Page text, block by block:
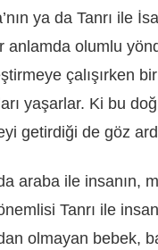
ya da Tanrı ile
anlamda olumlu
çalışırken
yaşarlar. Ki bu
getirdiği de göz
araba ile insanın,
Tanrı ile
olmayan bebek,